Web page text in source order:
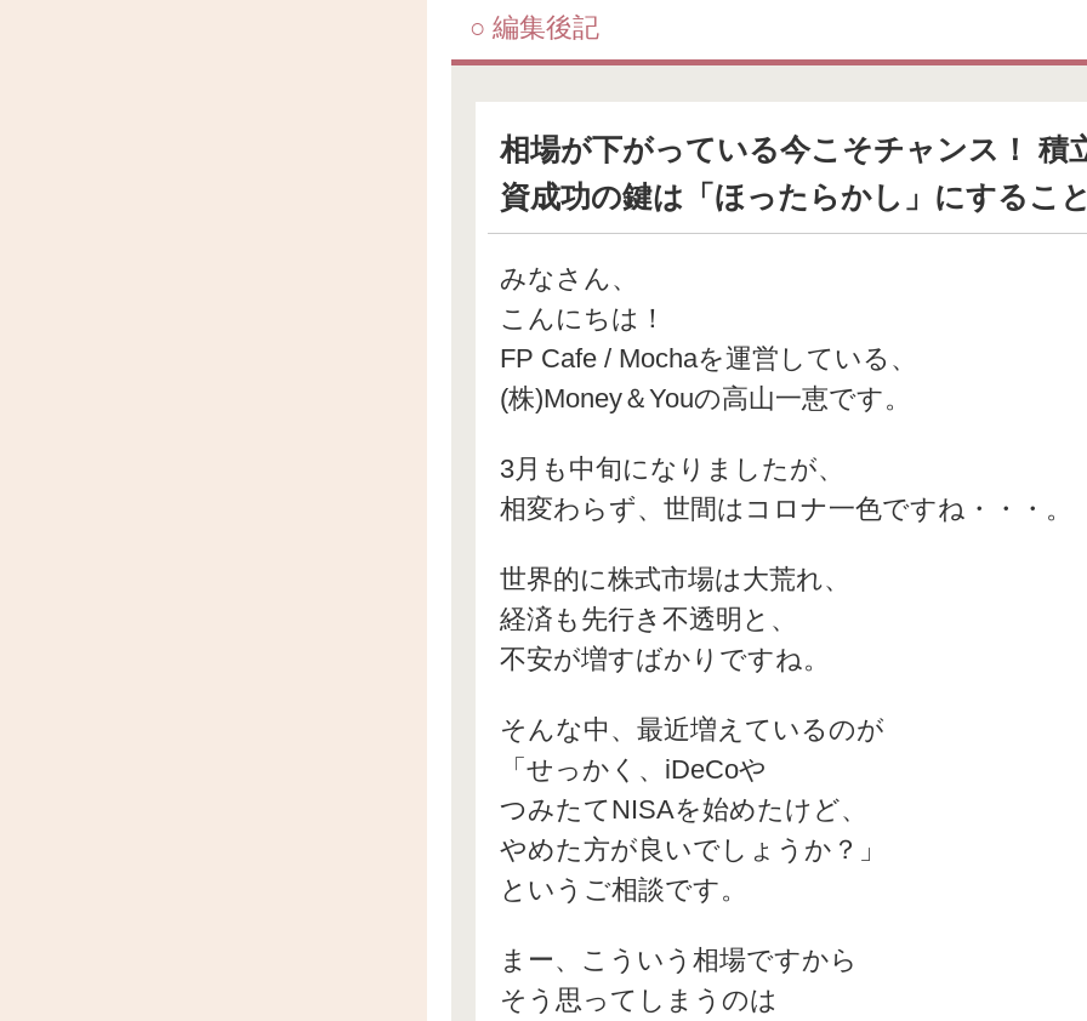
○ 編集後記
相場が下がっている今こそチャンス！ 積
資成功の鍵は「ほったらかし」にするこ
みなさん、
こんにちは！
FP Cafe / Mochaを運営している、
(株)Money＆Youの高山一恵です。
3月も中旬になりましたが、
相変わらず、世間はコロナ一色ですね・・・。
世界的に株式市場は大荒れ、
経済も先行き不透明と、
不安が増すばかりですね。
そんな中、最近増えているのが
「せっかく、iDeCoや
つみたてNISAを始めたけど、
やめた方が良いでしょうか？」
というご相談です。
まー、こういう相場ですから
そう思ってしまうのは